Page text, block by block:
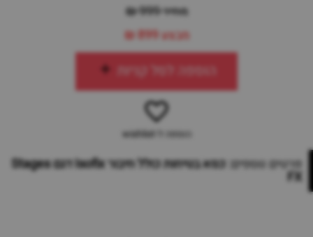
מחיר 999 ₪
מבצע899 ₪
הוספה לסל קניות
הוספה ל-wishlist
פרטים נוספים: כסא בטיחות כולל חיבור Isofix דגם Stages
FX